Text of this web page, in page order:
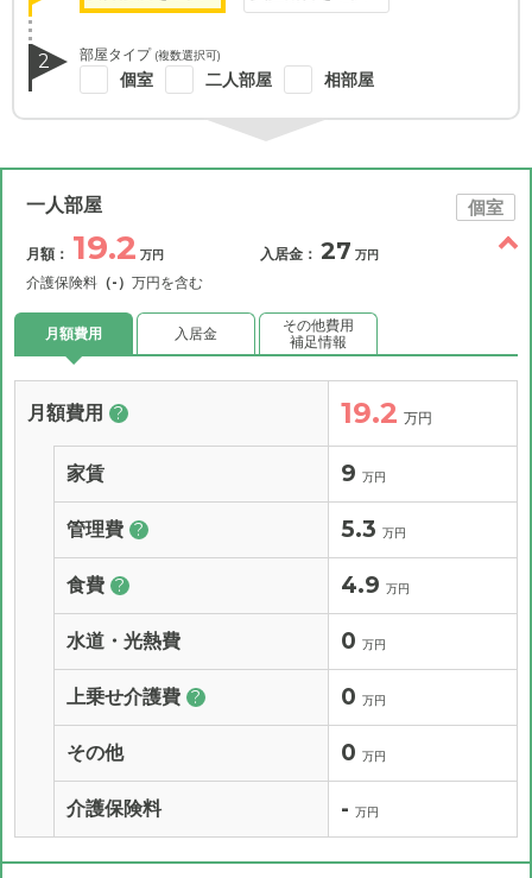
2 部屋タイプ (複数選択可)
個室 二人部屋 相部屋
一人部屋 個室
月額： 19.2 万円
介護保険料 （-） 万円を含む
入居金： 27 万円
月額費用 入居金
その他費用
補足情報
月額費用 ? 19.2 万円
家賃 9 万円
管理費 ? 5.3 万円
食費 ? 4.9 万円
水道・光熱費 0 万円
上乗せ介護費 ? 0 万円
その他 0 万円
介護保険料 - 万円